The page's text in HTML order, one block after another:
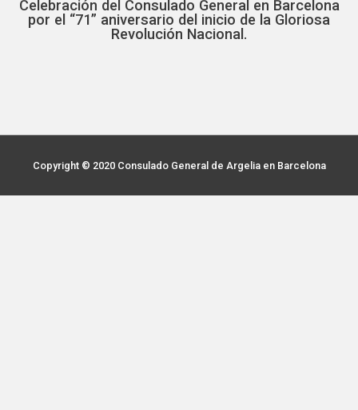
Celebración del Consulado General en Barcelona
por el “71” aniversario del inicio de la Gloriosa
Revolución Nacional.
Copyright © 2020 Consulado General de Argelia en Barcelona